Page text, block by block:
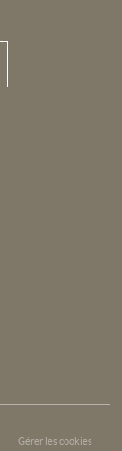
Gérer les cookies